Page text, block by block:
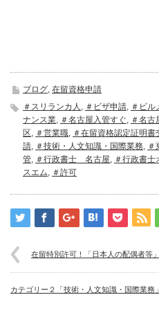
ブログ, 在留資格申請
＃スリランカ人 , ＃ビザ申請, ＃ビル
ナンス業, ＃名古屋入管すぐ, ＃名古
区, ＃営業職, ＃在留資格認定証明書
請, ＃技術・人文知識・国際業務, ＃
管, ＃行政書士 名古屋, ＃行政書士
スエム, ＃許可
在留特別許可！「日本人の配偶者等
カテゴリー２「技術・人文知識・国際業務